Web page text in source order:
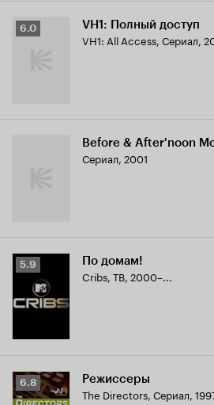
Рейтинг
6.0 VH1: Полный доступ
VH1: All Access, Сериал,
Before & After'noon
Сериал, 2001
Рейтинг
Кинопоиска
5.9
5.9 По домам!
Cribs, ТВ, 2000–...
Рейтинг
Кинопоиска
6.8 Режиссеры
The Directors, Сериал,